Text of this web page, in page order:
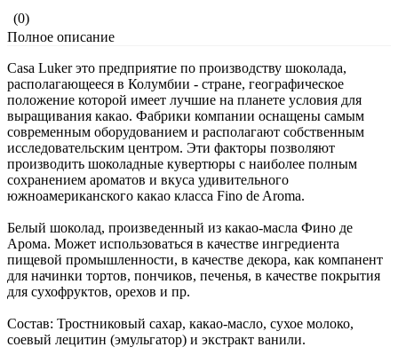
(0)
Полное описание
Casa Luker это предприятие по производству шоколада,
располагающееся в Колумбии - стране, географическое
положение которой имеет лучшие на планете условия для
выращивания какао. Фабрики компании оснащены самым
современным оборудованием и располагают собственным
исследовательским центром. Эти факторы позволяют
производить шоколадные кувертюры с наиболее полным
сохранением ароматов и вкуса удивительного
южноамериканского какао класса Fino de Aroma.
Белый шоколад, произведенный из какао-масла Фино де
Арома. Может использоваться в качестве ингредиента
пищевой промышленности, в качестве декора, как компанент
для начинки тортов, пончиков, печенья, в качестве покрытия
для сухофруктов, орехов и пр.
Состав: Тростниковый сахар, какао-масло, сухое молоко,
соевый лецитин (эмульгатор) и экстракт ванили.